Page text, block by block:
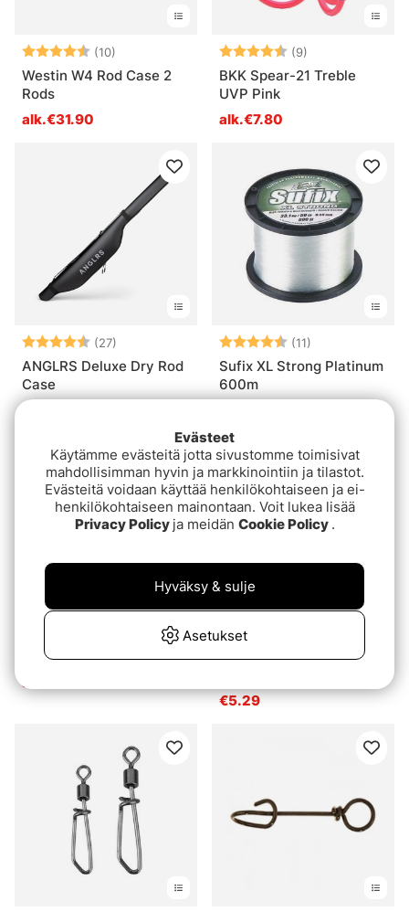
Arvio: (10)
4.9 5:sta tähdestä
Westin W4 Rod Case 2
Rods
alk.€31.90
Arvio: (9)
BKK Spear-21 Treble
UVP Pink
alk.€7.80
Arvio: (27)
4.5 5:sta tähdestä
ANGLRS Deluxe Dry Rod
Case
Arvio: (11)
Sufix XL Strong Platinum
600m
4.9 5:sta tähdestä
BFT Stay-Lok Hake 10kpl
alk.€5
Arvio:
Söder Tackle Fast Lead
€5.29
Evästeet
Käytämme evästeitä jotta sivustomme toimisivat
mahdollisimman hyvin ja markkinointiin ja tilastot.
Evästeitä voidaan käyttää henkilökohtaiseen ja ei-
henkilökohtaiseen mainontaan. Voit lukea lisää
Privacy Policy ja meidän Cookie Policy .
Asetukset
Hyväksy & sulje